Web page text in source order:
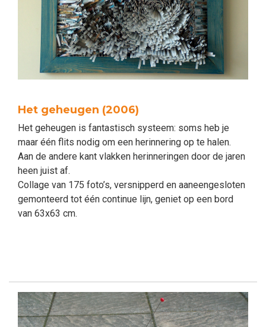
Het geheugen (2006)
Het geheugen is fantastisch systeem: soms heb je
maar één flits nodig om een herinnering op te halen.
Aan de andere kant vlakken herinneringen door de jaren
heen juist af.
Collage van 175 foto’s, versnipperd en aaneengesloten
gemonteerd tot één continue lijn, geniet op een bord
van 63x63 cm.